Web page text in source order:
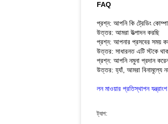
FAQ
প্রশ্ন: আপনি কি ট্রেডিং
উত্তর: আমরা উত্পাদন করছি
প্রশ্ন: আপনার প্রসবের সময়
উত্তর: সাধারনত এটি স্টকে
প্রশ্ন: আপনি নমুনা প্রদান
উত্তর: হ্যাঁ, আমরা বিনামূল্যে
লন মাওয়ার প্রতিস্থাপন
ট্যাগ: